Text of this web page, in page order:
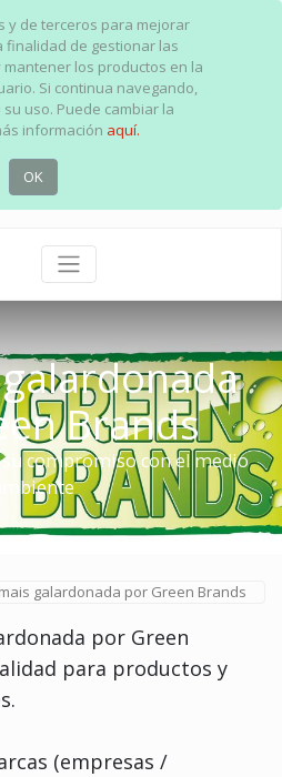
y de terceros para mejorar
finalidad de gestionar las
los productos en la
Si continua navegando,
uso. Puede cambiar la
información aquí.
OK
Brands
compromiso con el medio
ambiente
galardonada por Green Brands
por Green
para productos y
(empresas /